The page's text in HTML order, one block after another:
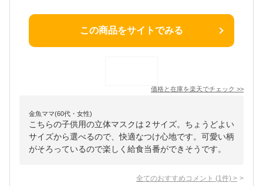
この商品をサイトでみる
価格と在庫を楽天でチェック >>
金魚ママ(60代・女性)
こちらの子供用の立体マスクは２サイズ。ちょうどよい
サイズから選べるので、快適なつけ心地です。可愛い柄
がそろっているので楽しく給食当番ができそうです。
全てのおすすめコメント (1 件) >